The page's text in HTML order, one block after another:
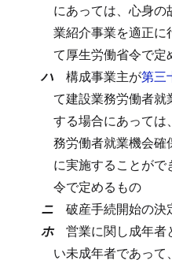
にあっては、心身
業紹介事業を適正に
て厚生労働省令で定
ハ 構成事業主が第三
て建設業務労働者就
する場合にあっては
務労働者就業機会確
に実施することが
令で定めるもの
ニ 破産手続開始の決
ホ 営業に関し成年者
い未成年者であっ